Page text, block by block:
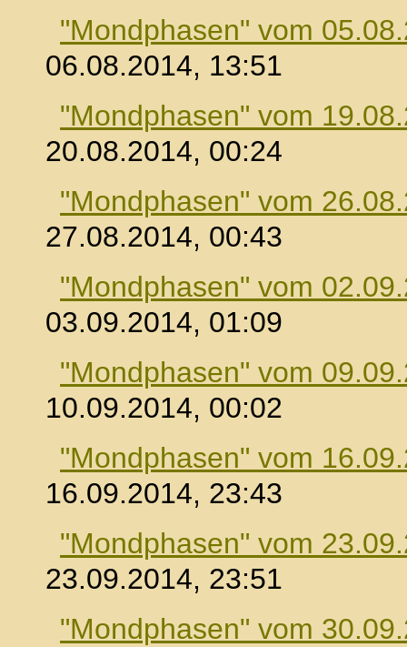
"Mondphasen" vom
06.08.2014, 13:51
"Mondphasen" vom
20.08.2014, 00:24
"Mondphasen" vom
27.08.2014, 00:43
"Mondphasen" vom
03.09.2014, 01:09
"Mondphasen" vom
10.09.2014, 00:02
"Mondphasen" vom
16.09.2014, 23:43
"Mondphasen" vom
23.09.2014, 23:51
"Mondphasen" vom